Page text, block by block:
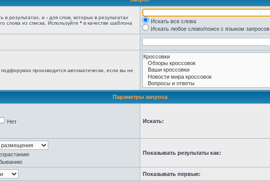
в результатах, и - для слов, которых в результатах
слова из списка. Используйте * в качестве шаблона
Искать все слова
Искать любое слово/поиск с языком запросов
производится автоматически, если вы не
Параметры запроса
Нет Искать:
Показывать результаты как:
Показывать первые: